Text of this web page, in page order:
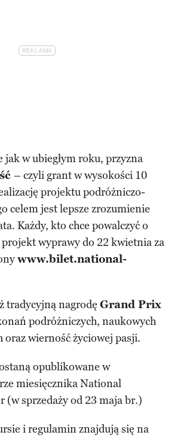
jak w ubiegłym roku, przyzna
– czyli grant w wysokości 10
projektu podróżniczo-
celem jest lepsze zrozumienie
Każdy, kto chce powalczyć o
projekt wyprawy do 22 kwietnia za
www.bilet.national-
tradycyjną nagrodę Grand Prix
podróżniczych, naukowych
wierność życiowej pasji.
opublikowane w
miesięcznika National
(w sprzedaży od 23 maja br.)
i regulamin znajdują się na